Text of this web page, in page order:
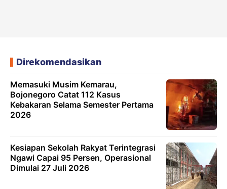
Direkomendasikan
Memasuki Musim Kemarau,
Bojonegoro Catat 112 Kasus
Kebakaran Selama Semester Pertama
2026
Kesiapan Sekolah Rakyat Terintegrasi
Ngawi Capai 95 Persen, Operasional
Dimulai 27 Juli 2026